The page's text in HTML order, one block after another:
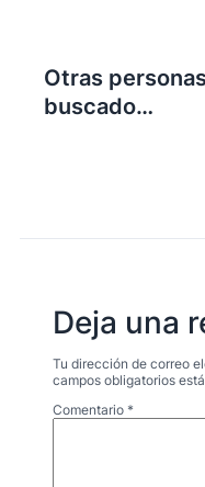
Otras
buscado…
Deja una
Tu dirección de correo
campos obligatorios
Comentario *